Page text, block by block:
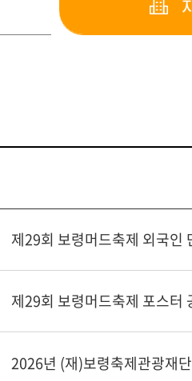
제29회 보령머드축제 외국인
제29회 보령머드축제 포스터
2026년 (재)보령축제관광재